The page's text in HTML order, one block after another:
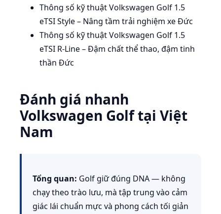
Thông số kỹ thuật Volkswagen Golf 1.5
eTSI Style – Nâng tầm trải nghiệm xe Đức
Thông số kỹ thuật Volkswagen Golf 1.5
eTSI R-Line – Đậm chất thể thao, đậm tinh
thần Đức
Đánh giá nhanh
Volkswagen Golf tại Việt
Nam
Tổng quan: Golf giữ đúng DNA — không
chạy theo trào lưu, mà tập trung vào cảm
giác lái chuẩn mực và phong cách tối giản